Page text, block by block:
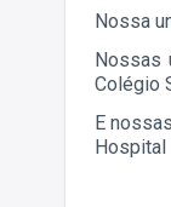
Nossa
Nossas
Colégio
E
Hospital